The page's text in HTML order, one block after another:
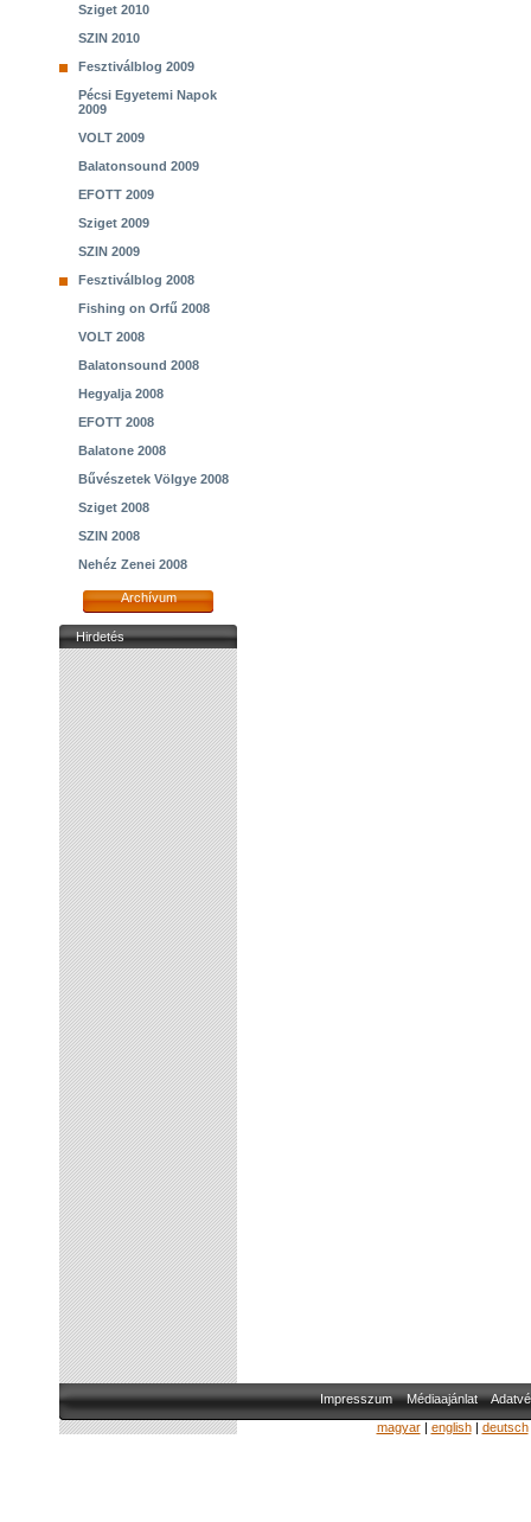
Sziget 2010
SZIN 2010
Fesztiválblog 2009
Pécsi Egyetemi Napok
2009
VOLT 2009
Balatonsound 2009
EFOTT 2009
Sziget 2009
SZIN 2009
Fesztiválblog 2008
Fishing on Orfű 2008
VOLT 2008
Balatonsound 2008
Hegyalja 2008
EFOTT 2008
Balatone 2008
Bűvészetek Völgye 2008
Sziget 2008
SZIN 2008
Nehéz Zenei 2008
Archívum
Hirdetés
Impresszum Médiaajánlat
magyar| english| deutsch